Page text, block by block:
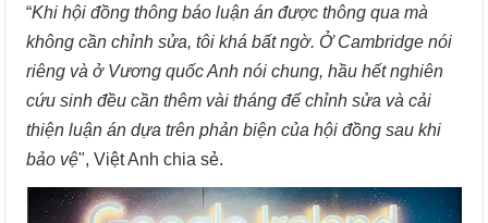
“Khi hội đồng thông báo luận án được thông qua mà
không cần chỉnh sửa, tôi khá bất ngờ. Ở Cambridge nói
riêng và ở Vương quốc Anh nói chung, hầu hết nghiên
cứu sinh đều cần thêm vài tháng để chỉnh sửa và cải
thiện luận án dựa trên phản biện của hội đồng sau khi
bảo vệ", Việt Anh chia sẻ.